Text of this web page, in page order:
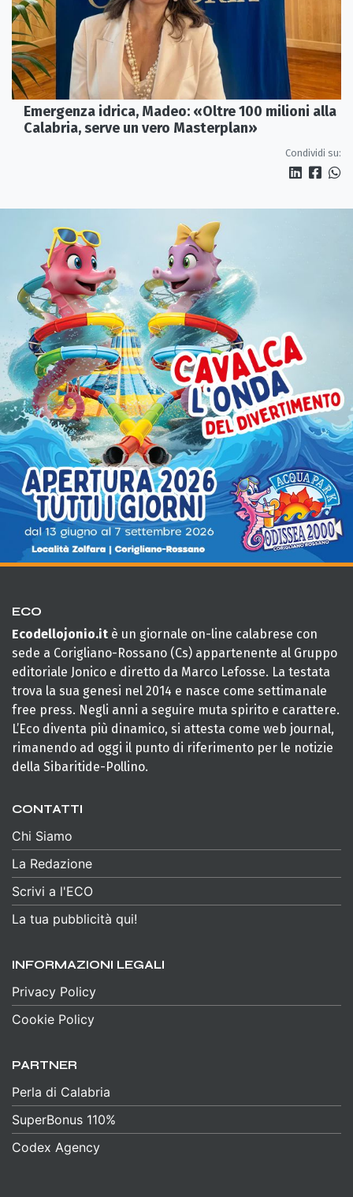
Emergenza idrica, Madeo: «Oltre 100 milioni alla
Calabria, serve un vero Masterplan»
Condividi su:
ECO
Ecodellojonio.it è un giornale on-line calabrese con
sede a Corigliano-Rossano (Cs) appartenente al Gruppo
editoriale Jonico e diretto da Marco Lefosse. La testata
trova la sua genesi nel 2014 e nasce come settimanale
free press. Negli anni a seguire muta spirito e carattere.
L’Eco diventa più dinamico, si attesta come web journal,
rimanendo ad oggi il punto di riferimento per le notizie
della Sibaritide-Pollino.
CONTATTI
Chi Siamo
La Redazione
Scrivi a l'ECO
La tua pubblicità qui!
INFORMAZIONI LEGALI
Privacy Policy
Cookie Policy
PARTNER
Perla di Calabria
SuperBonus 110%
Codex Agency